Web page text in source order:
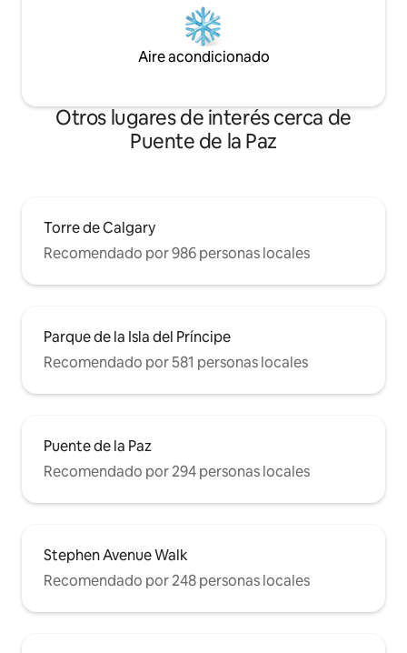
Aire acondicionado
Otros lugares de interés cerca de
Puente de la Paz
Torre de Calgary
Recomendado por 986 personas locales
Parque de la Isla del Príncipe
Recomendado por 581 personas locales
Puente de la Paz
Recomendado por 294 personas locales
Stephen Avenue Walk
Recomendado por 248 personas locales